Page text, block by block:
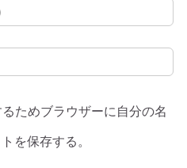
ためブラウザーに自分の名
を保存する。